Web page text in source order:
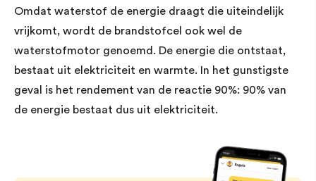
Omdat waterstof de energie draagt die uiteindelijk
vrijkomt, wordt de brandstofcel ook wel de
waterstofmotor genoemd. De energie die ontstaat,
bestaat uit elektriciteit en warmte. In het gunstigste
geval is het rendement van de reactie 90%: 90% van
de energie bestaat dus uit elektriciteit.